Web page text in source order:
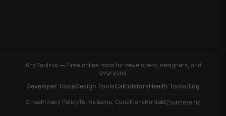
AnyTools.io — Free online tools for developers, designers, and
everyone
Developer ToolsDesign ToolsCalculatorsHealth ToolsBlog
O nasPrivacy PolicyTerms &amp; ConditionsKontaktZastrzeżenie